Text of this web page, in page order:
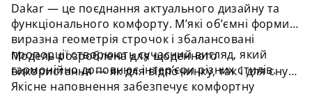
Dakar — це поєднання актуального дизайну та
функціонального комфорту. М’які об’ємні форми,
виразна геометрія строчок і збалансовані
пропорції створюють сучасний вигляд, який
гармонійно доповнює інтер’єри різних стилів.
Модель розроблена для щоденного
використання — як для відпочинку, так і для сну.
Якісне наповнення забезпечує комфортну